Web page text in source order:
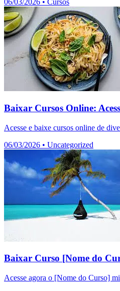
06/03/2026 • Cursos
Baixar Cursos Online:
Acesse e baixe cursos online de
06/03/2026 • Uncategorized
Baixar Curso [Nome do
Acesse agora o [Nome do Curso]